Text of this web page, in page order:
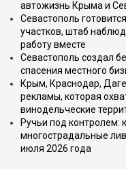
автожизнь Крыма и
Севастополь
участков, штаб
работу вместе
Севастополь создал
спасения местного
Крым, Краснодар,
рекламы, которая
винодельческие
Ручьи под контролем:
многострадальные
июля 2026 года